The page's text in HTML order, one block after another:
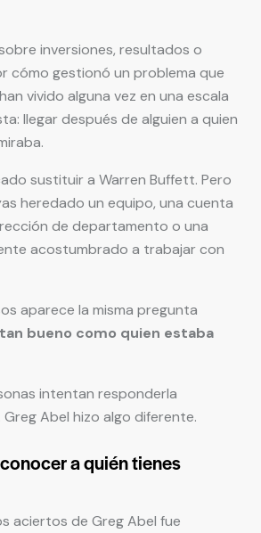
inversiones, resultados o
cómo gestionó un problema que
vivido alguna vez en una escala
llegar después de alguien a quien
sustituir a Warren Buffett. Pero
heredado un equipo, una cuenta
de departamento o una
acostumbrado a trabajar con
aparece la misma pregunta
bueno como quien estaba
intentan responderla
Abel hizo algo diferente.
a quién tienes
aciertos de Greg Abel fue